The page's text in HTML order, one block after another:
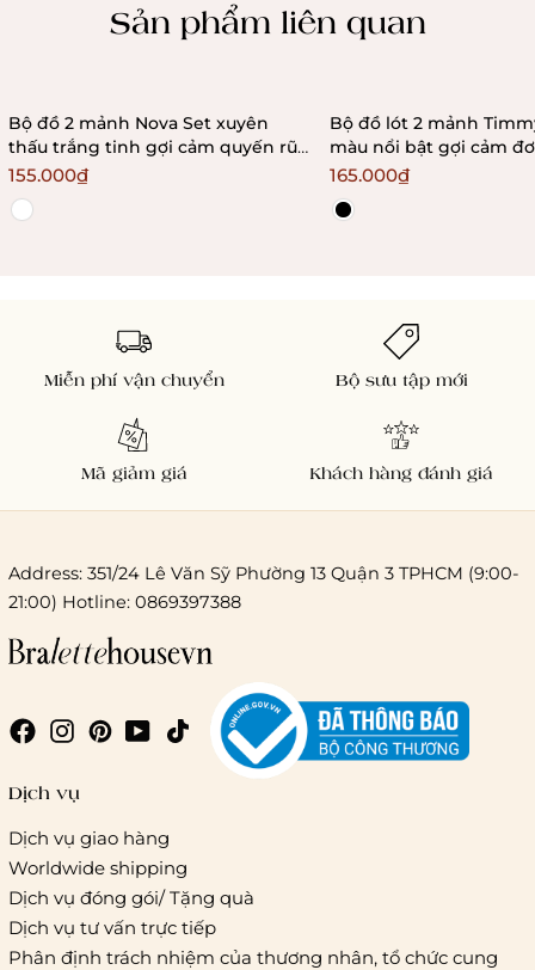
Chi phí giao hàng
Giao hàng trong ngày (hoả tốc)
Giao hàng tiêu chuẩn:
Hồ Chí Minh:
Áp dụng theo bảng giá cước của ĐVVC
Vietelpost/ Giaohangtietkiem và 1 số đối tác vận chuyển
Sản phẩm liên quan
Bộ đồ 2 mảnh Nova Set xuyên
thấu trắng tinh gợi cảm quyến rũ
đơn giản Bralettehousevn
155.000₫
Bộ đồ lót 2 mảnh Timmy Set phối
màu nổi bật gợi cảm
quyến rũ
165.000₫
Miễn phí vận chuyển Bộ sưu tập mới
Mã giảm giá Khách hàng đánh giá
Address: 351/24 Lê Văn Sỹ Phường 13 Quận 3 TPHCM (9:00-
21:00) Hotline: 0869397388
Dịch vụ
Dịch vụ giao hàng
Worldwide shipping
Dịch vụ đóng gói/ Tặng quà
Dịch vụ tư vấn trực tiếp
Phân định trách nhiệm của thương nhân, tổ chức cung